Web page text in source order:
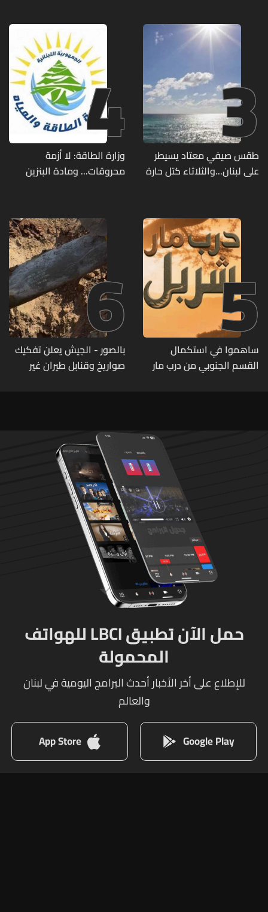
3
طقس صيفي معتاد يسيطر
على لبنان...والثلاثاء كتل حارة
4
وزارة الطاقة: لا أزمة
محروقات... ومادة البنزين
5
ساهموا في استكمال
القسم الجنوبي من درب مار
6
بالصور - الجيش يعلن تفكيك
صواريخ وقنابل طيران غير
حمل الآن تطبيق LBCI للهواتف
المحمولة
للإطلاع على أخر الأخبار أحدث البرامج اليومية في لبنان
والعالم
Google Play
App Store